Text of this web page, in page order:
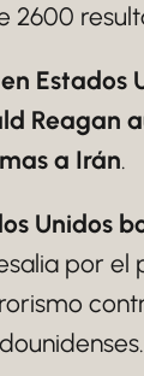
2600
en Estados
Reagan
a Irán.
Unidos
por el